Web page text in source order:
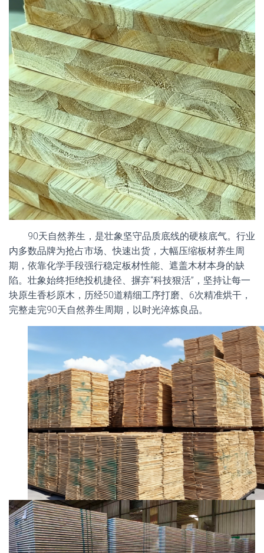
90天自然养生，是壮象坚守品质底线的硬核底气。行业
内多数品牌为抢占市场、快速出货，大幅压缩板材养生周
期，依靠化学手段强行稳定板材性能、遮盖木材本身的缺
陷。壮象始终拒绝投机捷径、摒弃“科技狠活”，坚持让每一
块原生香杉原木，历经50道精细工序打磨、6次精准烘干，
完整走完90天自然养生周期，以时光淬炼良品。